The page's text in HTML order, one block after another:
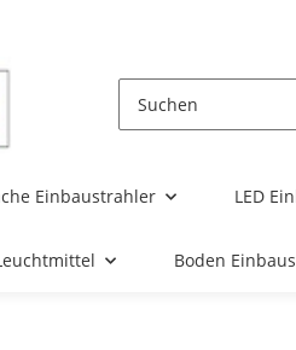
Einbaustrahler LED
Boden